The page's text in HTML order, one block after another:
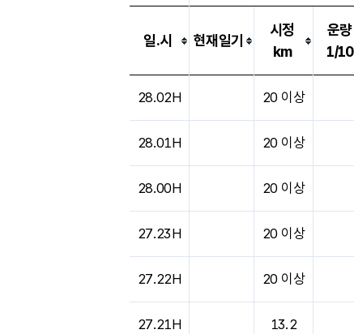
일.시 현재일기
시정
km
운량
1/10
28.02H 20 이상
28.01H 20 이상
28.00H 20 이상
27.23H 20 이상
27.22H 20 이상
27.21H 13.2